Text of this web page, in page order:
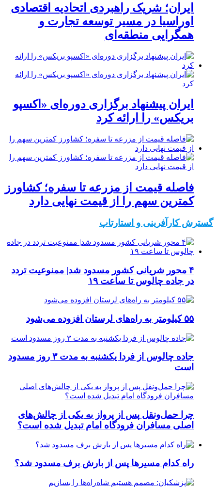
ایران؛ شریک راهبردی اتحادیه اقتصادی
اوراسیا در مسیر توسعه تجارت و
همگرایی منطقه‌ای
ایران پیشنهاد برگزاری دوره‌ای «اکسپو
بریکس» را ارائه کرد
فاصله قیمت از مزرعه تا سفره؛ کشاورز
کمترین سهم را از قیمت نهایی دارد
گسترش کارآفرینی و استارتاپ
۴ محور شریانی کشور مسدود شد| ممنوعیت تردد
در جاده چالوس تا ساعت ۱۹
۵۵ کیلومتر به راه‌های لرستان افزوده می‌شود
جاده چالوس از فردا یکشنبه به مدت ۳ روز مسدود
است
چرا حمل‌ونقل پس از پرواز به یکی از چالش‌های
اصلی مسافران فرودگاه امام تبدیل شده است؟
راه کدام مسیرها پس از بارش برف مسدود شد؟